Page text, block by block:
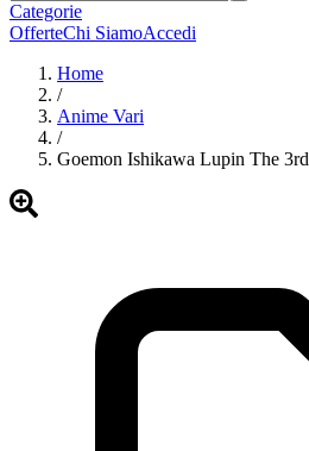
Categorie
OfferteChi SiamoAccedi
Home
/
Anime Vari
/
Goemon Ishikawa Lupin The 3rd